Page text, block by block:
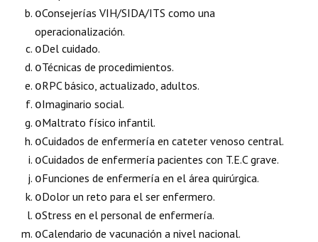
oConsejerías VIH/SIDA/ITS como una
operacionalización.
oDel cuidado.
oTécnicas de procedimientos.
oRPC básico, actualizado, adultos.
oImaginario social.
oMaltrato físico infantil.
oCuidados de enfermería en cateter venoso central.
oCuidados de enfermería pacientes con T.E.C grave.
oFunciones de enfermería en el área quirúrgica.
oDolor un reto para el ser enfermero.
oStress en el personal de enfermería.
oCalendario de vacunación a nivel nacional.